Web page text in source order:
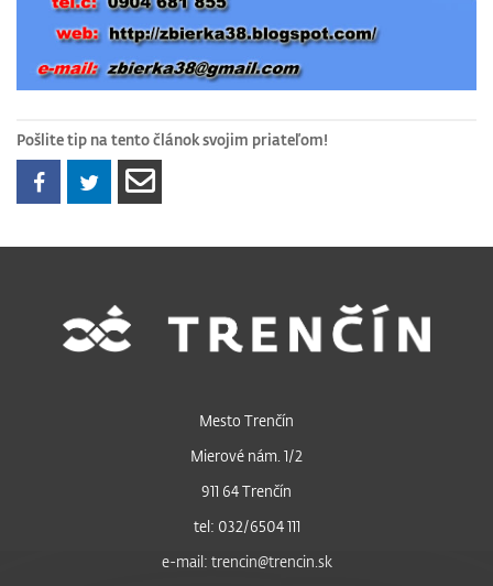
Pošlite tip na tento článok svojim priateľom!
Mesto Trenčín
Mierové nám. 1/2
911 64 Trenčín
tel: 032/6504 111
e-mail: trencin@trencin.sk